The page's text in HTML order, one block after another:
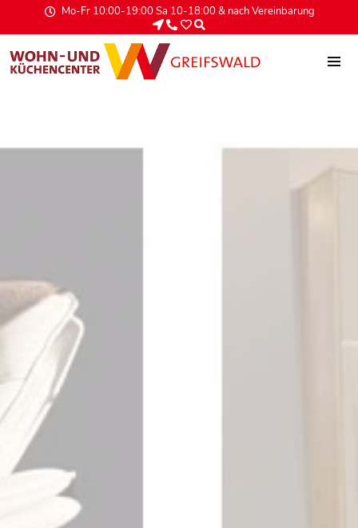
Mo-Fr 10:00-19:00 Sa 10-18:00 & nach Vereinbarung